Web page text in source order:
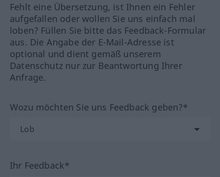
Fehlt eine Übersetzung, ist Ihnen ein Fehler
aufgefallen oder wollen Sie uns einfach mal
loben? Füllen Sie bitte das Feedback-Formular
aus. Die Angabe der E-Mail-Adresse ist
optional und dient gemäß unserem
Datenschutz nur zur Beantwortung Ihrer
Anfrage.
Wozu möchten Sie uns Feedback geben?*
Ihr Feedback*